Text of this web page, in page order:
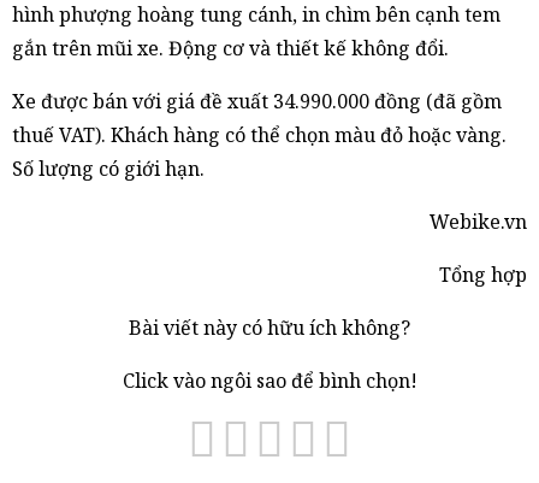
hình phượng hoàng tung cánh, in chìm bên cạnh tem
gắn trên mũi xe. Động cơ và thiết kế không đổi.
Xe được bán với giá đề xuất 34.990.000 đồng (đã gồm
thuế VAT). Khách hàng có thể chọn màu đỏ hoặc vàng.
Số lượng có giới hạn.
Webike.vn
Tổng hợp
Bài viết này có hữu ích không?
Click vào ngôi sao để bình chọn!